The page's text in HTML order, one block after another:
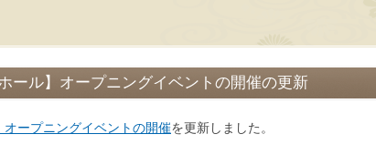
ール】オープニングイベントの開催の更新
オープニングイベントの開催を更新しました。